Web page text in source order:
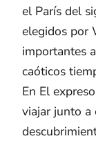
el París del
elegidos por
importantes
caóticos
En El
viajar junto a